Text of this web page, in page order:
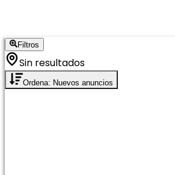
Filtros
Sin resultados
Ordena: Nuevos anuncios